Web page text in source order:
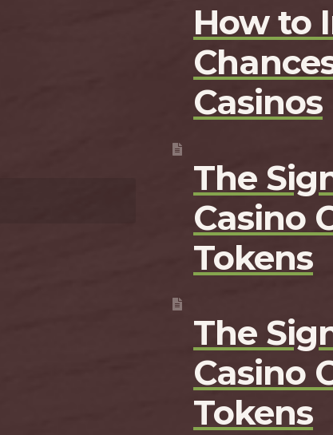
How to
Casinos
The
Casino
Tokens
The
Casino
Tokens